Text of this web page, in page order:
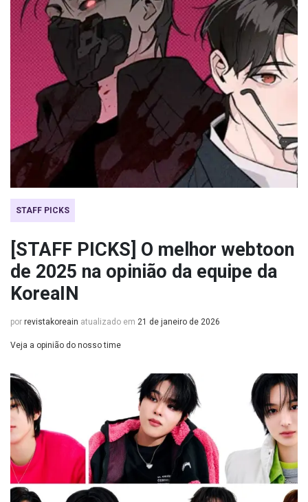
STAFF PICKS
[STAFF PICKS] O melhor webtoon
de 2025 na opinião da equipe da
KoreaIN
por revistakoreain atualizado em 21 de janeiro de 2026
Veja a opinião do nosso time